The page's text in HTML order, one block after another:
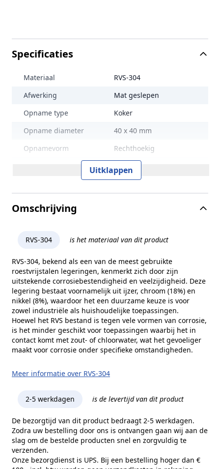
Specificaties
Materiaal
RVS-304
Afwerking
Mat geslepen
Opname type
Koker
Opname diameter
40 x 40 mm
Opnamevorm
Rechthoekig
Uitvoering
Vast
Model
0505
Uitklappen
Omschrijving
RVS-304 is het materiaal van dit product
RVS-304, bekend als een van de meest gebruikte
roestvrijstalen legeringen, kenmerkt zich door zijn
uitstekende corrosiebestendigheid en veelzijdigheid. Deze
legering bestaat voornamelijk uit ijzer, chroom (18%) en
nikkel (8%), waardoor het een duurzame keuze is voor
zowel industriële als huishoudelijke toepassingen.
Hoewel het RVS bestand is tegen vele vormen van corrosie,
is het minder geschikt voor toepassingen waarbij het in
contact komt met zout- of chloorwater, wat het gevoeliger
maakt voor corrosie onder specifieke omstandigheden.
Meer informatie over RVS-304
2-5 werkdagen is de levertijd van dit product
De bezorgtijd van dit product bedraagt 2-5 werkdagen.
Zodra uw bestelling door ons is ontvangen gaan wij aan de
slag om de bestelde producten snel en zorgvuldig te
verzenden.
Onze bezorgdienst is UPS. Bij een bestelling hoger dan €